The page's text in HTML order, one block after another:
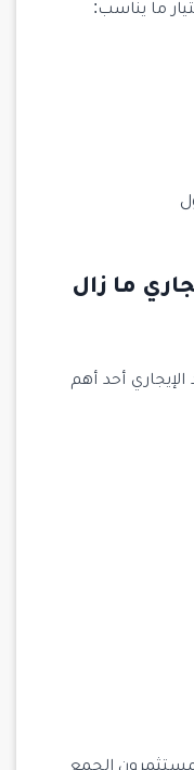
ما يناسب:
ما زال
أحد أهم